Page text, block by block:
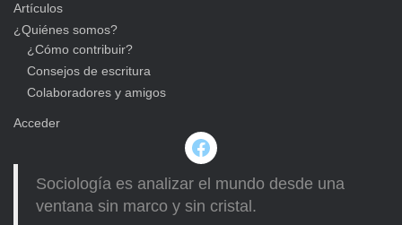
Artículos
¿Quiénes somos?
¿Cómo contribuir?
Consejos de escritura
Colaboradores y amigos
Acceder
Facebook
Sociología es analizar el mundo desde una
ventana sin marco y sin cristal.